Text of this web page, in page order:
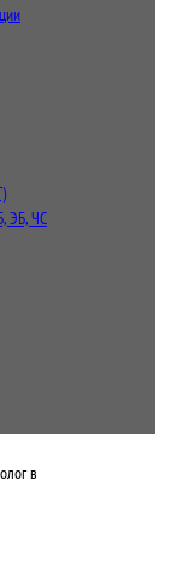
ЭБ, ЧС
в